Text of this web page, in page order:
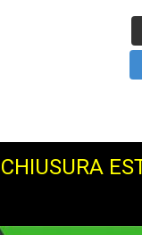
CHIUSURA